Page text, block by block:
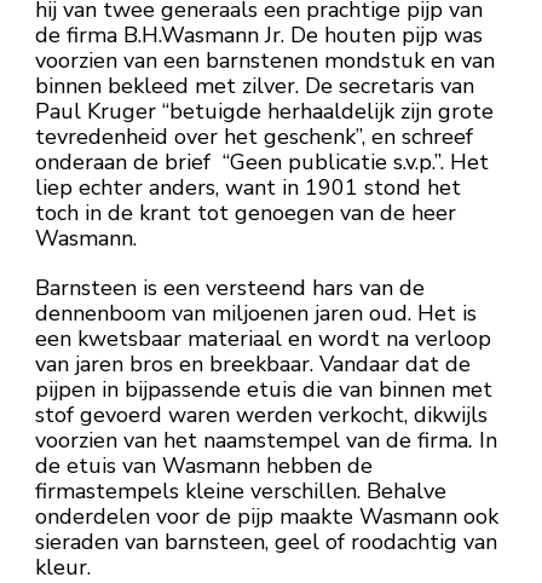
hij van twee generaals een prachtige pijp van
de firma B.H.Wasmann Jr. De houten pijp was
voorzien van een barnstenen mondstuk en van
binnen bekleed met zilver. De secretaris van
Paul Kruger “betuigde herhaaldelijk zijn grote
tevredenheid over het geschenk”, en schreef
onderaan de brief “Geen publicatie s.v.p.”. Het
liep echter anders, want in 1901 stond het
toch in de krant tot genoegen van de heer
Wasmann.
Barnsteen is een versteend hars van de
dennenboom van miljoenen jaren oud. Het is
een kwetsbaar materiaal en wordt na verloop
van jaren bros en breekbaar. Vandaar dat de
pijpen in bijpassende etuis die van binnen met
stof gevoerd waren werden verkocht, dikwijls
voorzien van het naamstempel van de firma. In
de etuis van Wasmann hebben de
firmastempels kleine verschillen. Behalve
onderdelen voor de pijp maakte Wasmann ook
sieraden van barnsteen, geel of roodachtig van
kleur.